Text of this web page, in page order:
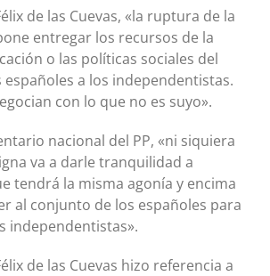
de las Cuevas, «la ruptura de la
entregar los recursos de la
o las políticas sociales del
a los independentistas.
con lo que no es suyo».
nacional del PP, «ni siquiera
va a darle tranquilidad a
tendrá la misma agonía y encima
al conjunto de los españoles para
independentistas».
de las Cuevas hizo referencia a